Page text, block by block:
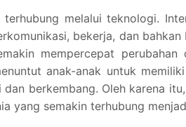
melalui teknologi.
bekerja, dan bahkan
mempercepat
anak-anak untuk
berkembang. Oleh karena
yang semakin terhubung